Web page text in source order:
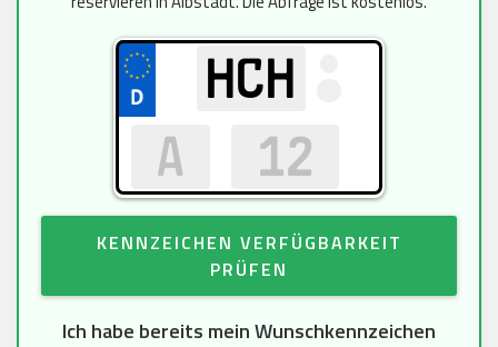
KENNZEICHEN VERFÜGBARKEIT
PRÜFEN
Ich habe bereits mein Wunschkennzeichen